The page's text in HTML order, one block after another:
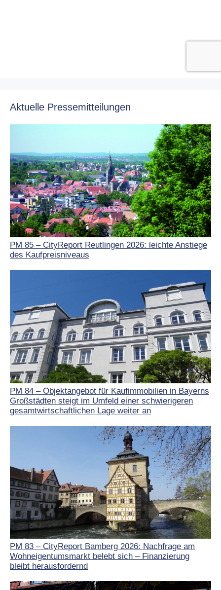
Aktuelle Pressemitteilungen
PM 85 – CityReport Reutlingen 2026: leichte Anstiege
des Kaufpreisniveaus
PM 84 – Objektangebot für Kaufimmobilien in Bayerns
Großstädten steigt im Umfeld einer schwierigeren
gesamtwirtschaftlichen Lage weiter an
PM 83 – CityReport Bamberg 2026: Nachfrage am
Wohneigentumsmarkt belebt sich – Finanzierung
bleibt herausfordernd